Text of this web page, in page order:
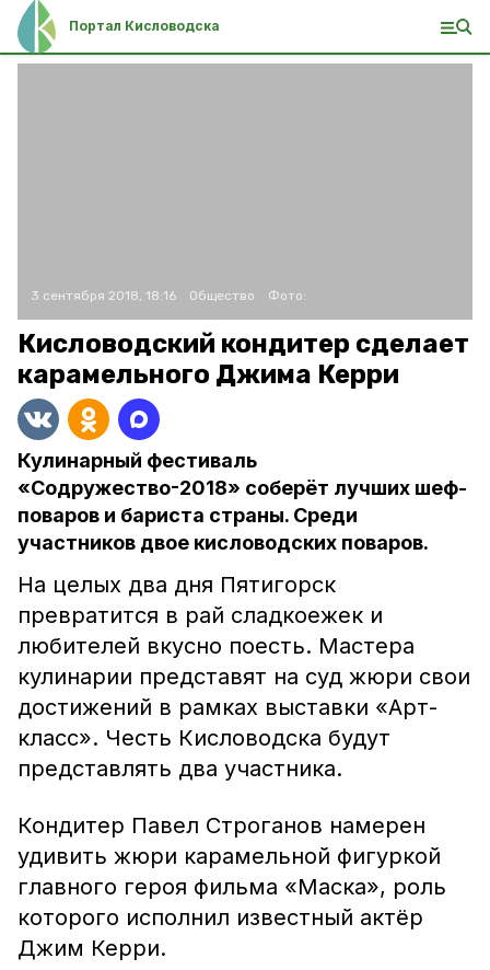
Портал Кисловодска
3 сентября 2018, 18:16 Общество Фото:
Кисловодский кондитер сделает
карамельного Джима Керри
Кулинарный фестиваль
«Содружество-2018» соберёт лучших шеф-
поваров и бариста страны. Среди
участников двое кисловодских поваров.
На целых два дня Пятигорск
превратится в рай сладкоежек и
любителей вкусно поесть. Мастера
кулинарии представят на суд жюри свои
достижений в рамках выставки «Арт-
класс». Честь Кисловодска будут
представлять два участника.
Кондитер Павел Строганов намерен
удивить жюри карамельной фигуркой
главного героя фильма «Маска», роль
которого исполнил известный актёр
Джим Керри.